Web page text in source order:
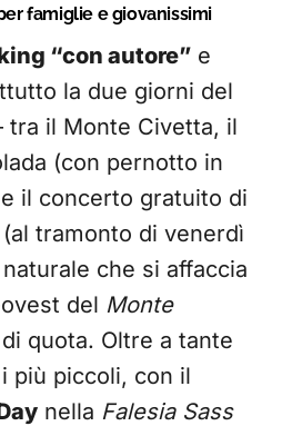
famiglie e giovanissimi
“con autore” e
la due giorni del
tra il Monte Civetta, il
(con pernotto in
il concerto gratuito di
(al tramonto di venerdì
che si affaccia
del Monte
quota. Oltre a tante
più piccoli, con il
nella Falesia Sass